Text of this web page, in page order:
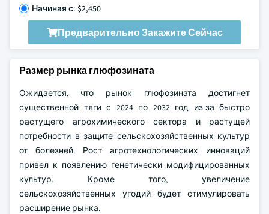
Начиная с: $2,450
Предварительно Закажите Сейчас
Размер рынка глюфозината
Ожидается, что рынок глюфозината достигнет
существенной тяги с 2024 по 2032 год из-за быстро
растущего агрохимического сектора и растущей
потребности в защите сельскохозяйственных культур
от болезней. Рост агротехнологических инноваций
привел к появлению генетически модифицированных
культур. Кроме того, увеличение
сельскохозяйственных угодий будет стимулировать
расширение рынка.